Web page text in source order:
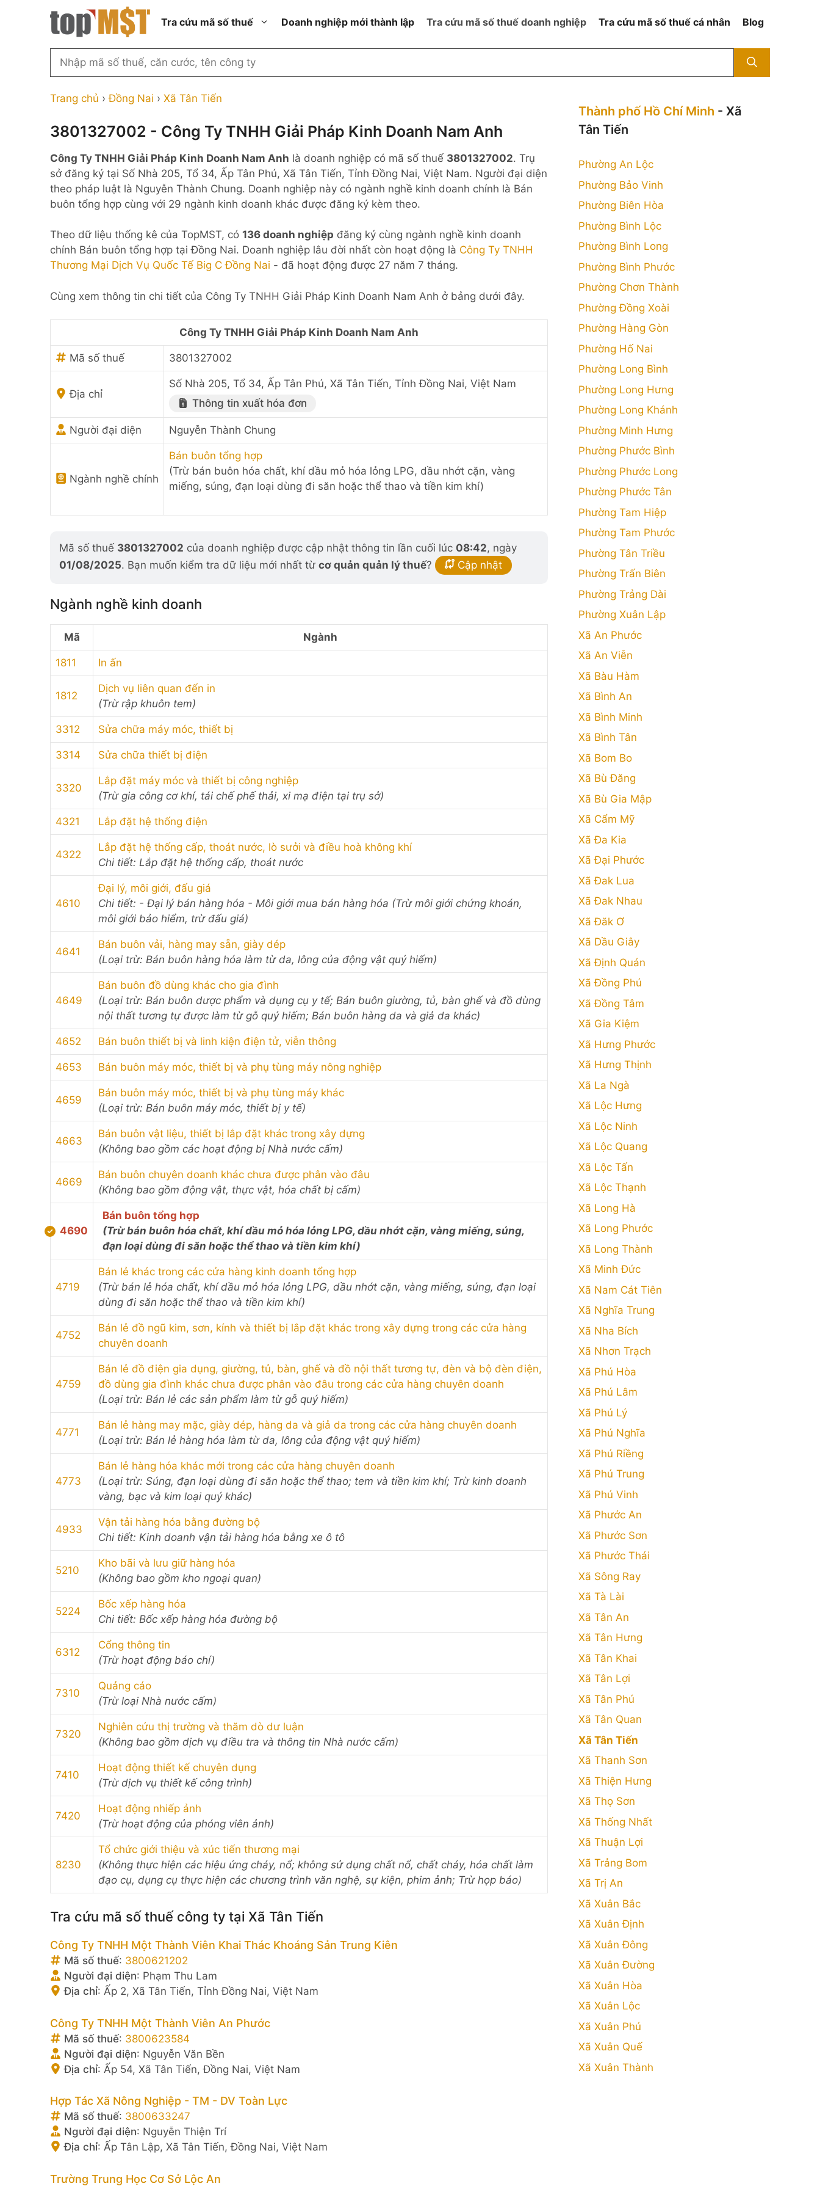
Tra cứu mã số thuế
Thành phố Hồ Chí Minh
Thành phố Hà Nội
Thành phố Đà Nẵng
Thành phố Hải Phòng
Thanh Hóa
Bắc Ninh
Nghệ An
Công ty cổ phần ngoài NN
Công ty hợp doanh
thành viên ngoài NN
thành viên trở lên ngoài NN
Công ty trách nhiệm hữu hạn
ngoài NN
Hộ kinh doanh cá thể
Nhà nước
Ngừng hoạt động nhưng chưa
hoàn thành thủ tục đóng MST
Không hoạt động tại địa chỉ đã
đăng ký
Doanh nghiệp mới thành lập Tra cứu mã số thuế doanh nghiệp Tra cứu mã số thuế cá nhân Blog
Tìm
theo
công
người
đại
diện
hoặc
số
thuế
...
Trang chủ ›Đồng Nai › Xã Tân Tiến
3801327002 - Công Ty TNHH Giải Pháp Kinh Doanh Nam Anh
Công Ty TNHH Giải Pháp Kinh Doanh Nam Anh là doanh nghiệp có mã số thuế 3801327002. Trụ
sở đăng ký tại Số Nhà 205, Tổ 34, Ấp Tân Phú, Xã Tân Tiến, Tỉnh Đồng Nai, Việt Nam. Người đại diện
theo pháp luật là Nguyễn Thành Chung. Doanh nghiệp này có ngành nghề kinh doanh chính là Bán
buôn tổng hợp cùng với 29 ngành kinh doanh khác được đăng ký kèm theo.
Theo dữ liệu thống kê của TopMST, có 136 doanh nghiệp đăng ký cùng ngành nghề kinh doanh
chính Bán buôn tổng hợp tại Đồng Nai. Doanh nghiệp lâu đời nhất còn hoạt động là Công Ty TNHH
Thương Mại Dịch Vụ Quốc Tế Big C Đồng Nai - đã hoạt động được 27 năm 7 tháng.
Cùng xem thông tin chi tiết của Công Ty TNHH Giải Pháp Kinh Doanh Nam Anh ở bảng dưới đây.
Công Ty TNHH Giải Pháp Kinh Doanh Nam Anh
Mã số thuế 3801327002
Địa chỉ
Số Nhà 205, Tổ 34, Ấp Tân Phú, Xã Tân Tiến, Tỉnh Đồng Nai, Việt Nam
Thông tin xuất hóa đơn
Người đại diện Nguyễn Thành Chung
Ngành nghề chính
Bán buôn tổng hợp
(Trừ bán buôn hóa chất, khí dầu mỏ hóa lỏng LPG, dầu nhớt cặn, vàng
miếng, súng, đạn loại dùng đi săn hoặc thể thao và tiền kim khí)
Mã số thuế 3801327002 của doanh nghiệp được cập nhật thông tin lần cuối lúc 08:42, ngày
01/08/2025. Bạn muốn kiểm tra dữ liệu mới nhất từ cơ quản quản lý thuế? Cập nhật
Ngành nghề kinh doanh
Mã Ngành
1811 In ấn
1812
Dịch vụ liên quan đến in
(Trừ rập khuôn tem)
3312 Sửa chữa máy móc, thiết bị
3314 Sửa chữa thiết bị điện
3320
Lắp đặt máy móc và thiết bị công nghiệp
(Trừ gia công cơ khí, tái chế phế thải, xi mạ điện tại trụ sở)
4321 Lắp đặt hệ thống điện
4322
Lắp đặt hệ thống cấp, thoát nước, lò sưởi và điều hoà không khí
Chi tiết: Lắp đặt hệ thống cấp, thoát nước
4610
Đại lý, môi giới, đấu giá
Chi tiết: - Đại lý bán hàng hóa - Môi giới mua bán hàng hóa (Trừ môi giới chứng khoán,
môi giới bảo hiểm, trừ đấu giá)
4641
Bán buôn vải, hàng may sẵn, giày dép
(Loại trừ: Bán buôn hàng hóa làm từ da, lông của động vật quý hiếm)
4649
Bán buôn đồ dùng khác cho gia đình
(Loại trừ: Bán buôn dược phẩm và dụng cụ y tế; Bán buôn giường, tủ, bàn ghế và đồ dùng
nội thất tương tự được làm từ gỗ quý hiếm; Bán buôn hàng da và giả da khác)
4652 Bán buôn thiết bị và linh kiện điện tử, viễn thông
4653 Bán buôn máy móc, thiết bị và phụ tùng máy nông nghiệp
4659
Bán buôn máy móc, thiết bị và phụ tùng máy khác
(Loại trừ: Bán buôn máy móc, thiết bị y tế)
4663
Bán buôn vật liệu, thiết bị lắp đặt khác trong xây dựng
(Không bao gồm các hoạt động bị Nhà nước cấm)
4669
Bán buôn chuyên doanh khác chưa được phân vào đâu
(Không bao gồm động vật, thực vật, hóa chất bị cấm)
4690
Bán buôn tổng hợp
(Trừ bán buôn hóa chất, khí dầu mỏ hóa lỏng LPG, dầu nhớt cặn, vàng miếng, súng,
đạn loại dùng đi săn hoặc thể thao và tiền kim khí)
4719
Bán lẻ khác trong các cửa hàng kinh doanh tổng hợp
(Trừ bán lẻ hóa chất, khí dầu mỏ hóa lỏng LPG, dầu nhớt cặn, vàng miếng, súng, đạn loại
dùng đi săn hoặc thể thao và tiền kim khí)
4752
Bán lẻ đồ ngũ kim, sơn, kính và thiết bị lắp đặt khác trong xây dựng trong các cửa hàng
chuyên doanh
4759
Bán lẻ đồ điện gia dụng, giường, tủ, bàn, ghế và đồ nội thất tương tự, đèn và bộ đèn điện,
đồ dùng gia đình khác chưa được phân vào đâu trong các cửa hàng chuyên doanh
(Loại trừ: Bán lẻ các sản phẩm làm từ gỗ quý hiếm)
4771
Bán lẻ hàng may mặc, giày dép, hàng da và giả da trong các cửa hàng chuyên doanh
(Loại trừ: Bán lẻ hàng hóa làm từ da, lông của động vật quý hiếm)
4773
Bán lẻ hàng hóa khác mới trong các cửa hàng chuyên doanh
(Loại trừ: Súng, đạn loại dùng đi săn hoặc thể thao; tem và tiền kim khí; Trừ kinh doanh
vàng, bạc và kim loại quý khác)
4933
Vận tải hàng hóa bằng đường bộ
Chi tiết: Kinh doanh vận tải hàng hóa bằng xe ô tô
5210
Kho bãi và lưu giữ hàng hóa
(Không bao gồm kho ngoại quan)
5224
Bốc xếp hàng hóa
Chi tiết: Bốc xếp hàng hóa đường bộ
6312
Cổng thông tin
(Trừ hoạt động báo chí)
7310
Quảng cáo
(Trừ loại Nhà nước cấm)
7320
Nghiên cứu thị trường và thăm dò dư luận
(Không bao gồm dịch vụ điều tra và thông tin Nhà nước cấm)
7410
Hoạt động thiết kế chuyên dụng
(Trừ dịch vụ thiết kế công trình)
7420
Hoạt động nhiếp ảnh
(Trừ hoạt động của phóng viên ảnh)
8230
Tổ chức giới thiệu và xúc tiến thương mại
(Không thực hiện các hiệu ứng cháy, nổ; không sử dụng chất nổ, chất cháy, hóa chất làm
đạo cụ, dụng cụ thực hiện các chương trình văn nghệ, sự kiện, phim ảnh; Trừ họp báo)
Tra cứu mã số thuế công ty tại Xã Tân Tiến
Công Ty TNHH Một Thành Viên Khai Thác Khoáng Sản Trung Kiên
Mã số thuế: 3800621202
Người đại diện: Phạm Thu Lam
Địa chỉ: Ấp 2, Xã Tân Tiến, Tỉnh Đồng Nai, Việt Nam
Công Ty TNHH Một Thành Viên An Phước
Mã số thuế: 3800623584
Người đại diện: Nguyễn Văn Bền
Địa chỉ: Ấp 54, Xã Tân Tiến, Đồng Nai, Việt Nam
Hợp Tác Xã Nông Nghiệp - TM - DV Toàn Lực
Mã số thuế: 3800633247
Người đại diện: Nguyễn Thiện Trí
Địa chỉ: Ấp Tân Lập, Xã Tân Tiến, Đồng Nai, Việt Nam
Trường Trung Học Cơ Sở Lộc An
Thành phố Hồ Chí Minh - Xã
Tân Tiến
Phường An Lộc
Phường Bảo Vinh
Phường Biên Hòa
Phường Bình Lộc
Phường Bình Long
Phường Bình Phước
Phường Chơn Thành
Phường Đồng Xoài
Phường Hàng Gòn
Phường Hố Nai
Phường Long Bình
Phường Long Hưng
Phường Long Khánh
Phường Minh Hưng
Phường Phước Bình
Phường Phước Long
Phường Phước Tân
Phường Tam Hiệp
Phường Tam Phước
Phường Tân Triều
Phường Trấn Biên
Phường Trảng Dài
Phường Xuân Lập
Xã An Phước
Xã An Viễn
Xã Bàu Hàm
Xã Bình An
Xã Bình Minh
Xã Bình Tân
Xã Bom Bo
Xã Bù Đăng
Xã Bù Gia Mập
Xã Cẩm Mỹ
Xã Đa Kia
Xã Đại Phước
Xã Đak Lua
Xã Đak Nhau
Xã Đăk Ơ
Xã Dầu Giây
Xã Định Quán
Xã Đồng Phú
Xã Đồng Tâm
Xã Gia Kiệm
Xã Hưng Phước
Xã Hưng Thịnh
Xã La Ngà
Xã Lộc Hưng
Xã Lộc Ninh
Xã Lộc Quang
Xã Lộc Tấn
Xã Lộc Thạnh
Xã Long Hà
Xã Long Phước
Xã Long Thành
Xã Minh Đức
Xã Nam Cát Tiên
Xã Nghĩa Trung
Xã Nha Bích
Xã Nhơn Trạch
Xã Phú Hòa
Xã Phú Lâm
Xã Phú Lý
Xã Phú Nghĩa
Xã Phú Riềng
Xã Phú Trung
Xã Phú Vinh
Xã Phước An
Xã Phước Sơn
Xã Phước Thái
Xã Sông Ray
Xã Tà Lài
Xã Tân An
Xã Tân Hưng
Xã Tân Khai
Xã Tân Lợi
Xã Tân Phú
Xã Tân Quan
Xã Tân Tiến
Xã Thanh Sơn
Xã Thiện Hưng
Xã Thọ Sơn
Xã Thống Nhất
Xã Thuận Lợi
Xã Trảng Bom
Xã Trị An
Xã Xuân Bắc
Xã Xuân Định
Xã Xuân Đông
Xã Xuân Đường
Xã Xuân Hòa
Xã Xuân Lộc
Xã Xuân Phú
Xã Xuân Quế
Xã Xuân Thành